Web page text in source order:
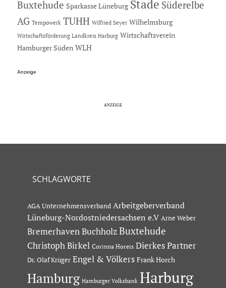
Buxtehude Sparkasse Lüneburg Stade Süderelbe
AG Tempowerk TUHH Wilfried Seyer Wilhelmsburg
Wirtschaftsförderung Landkreis Harburg Wirtschaftsverein
Hamburger Süden WLH
Anzeige
SCHLAGWORTE
AGA Unternehmensverband Arbeitgeberverband
Lüneburg-Nordostniedersachsen e.V Arne Weber
Bremerhaven Buchholz Buxtehude
Christoph Birkel Corinna Horeis Dierkes Partner
Dr. Olaf Krüger Engel & Völkers Frank Horch
Hamburg Hamburger Volksbank Harburg